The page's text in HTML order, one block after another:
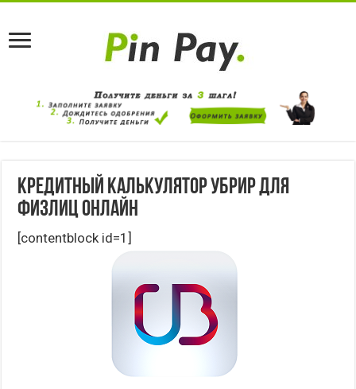
Кредитный калькулятор УБРиР для
физлиц онлайн
[contentblock id=1]